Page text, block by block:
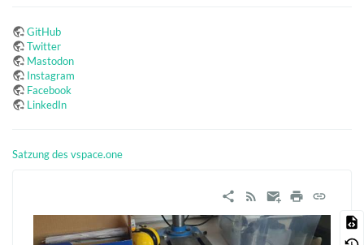
GitHub
Twitter
Mastodon
Instagram
Facebook
LinkedIn
Satzung des vspace.one